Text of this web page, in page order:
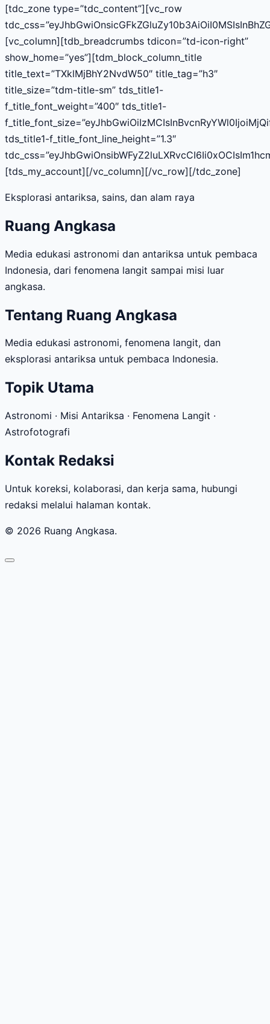
[tdc_zone type=”tdc_content”][vc_row
[vc_column][tdb_breadcrumbs tdicon=”td-icon-right”
show_home=”yes”][tdm_block_column_title
title_text=”TXklMjBhY2NvdW50″ title_tag=”h3″
title_size=”tdm-title-sm” tds_title1-
f_title_font_weight=”400″ tds_title1-
tds_title1-f_title_font_line_height=”1.3″
[tds_my_account][/vc_column][/vc_row][/tdc_zone]
Eksplorasi antariksa, sains, dan alam raya
Ruang Angkasa
Media edukasi astronomi dan antariksa untuk pembaca
Indonesia, dari fenomena langit sampai misi luar
angkasa.
Tentang Ruang Angkasa
Media edukasi astronomi, fenomena langit, dan
eksplorasi antariksa untuk pembaca Indonesia.
Topik Utama
Astronomi · Misi Antariksa · Fenomena Langit ·
Astrofotografi
Kontak Redaksi
Untuk koreksi, kolaborasi, dan kerja sama, hubungi
redaksi melalui halaman kontak.
© 2026 Ruang Angkasa.